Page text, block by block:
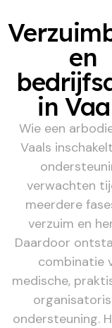
en
in
Wie een
Vaals
verwachten
meerdere
verzuim en
Daardoor
combinatie
medische,
ondersteuning.